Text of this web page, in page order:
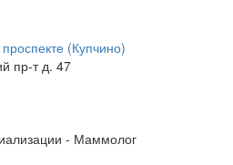
(Купчино)
пр-т д. 47
- Маммолог